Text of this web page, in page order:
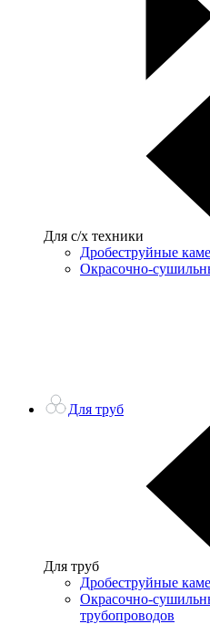
Для с/х техники
Дробеструйные
Окрасочно-
Для труб
Для труб
Дробеструйные
Окрасочно-
трубопроводов